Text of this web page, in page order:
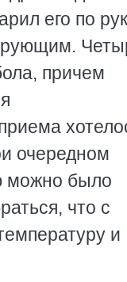
его по
причем
очередном
можно было
что с
и